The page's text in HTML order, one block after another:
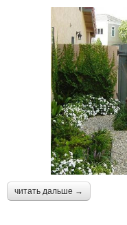
читать дальше →